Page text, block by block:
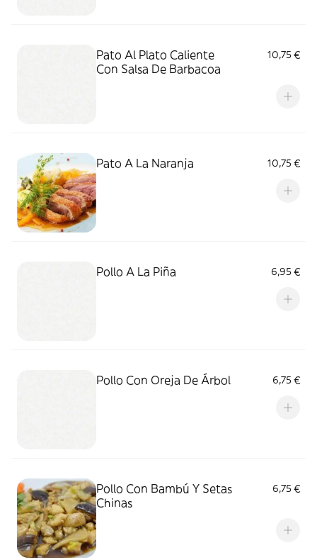
Pato Al Plato Caliente
Con Salsa De Barbacoa
10,75 €
Pato A La Naranja 10,75 €
Pollo A La Piña 6,95 €
Pollo Con Oreja De Árbol 6,75 €
Pollo Con Bambú Y Setas
Chinas
6,75 €